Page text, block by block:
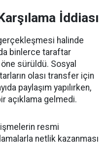
İddiası
halinde
binlerce taraftar
sürüldü. Sosyal
olası transfer için
paylaşım yapılırken,
açıklama gelmedi.
resmi
netlik kazanması